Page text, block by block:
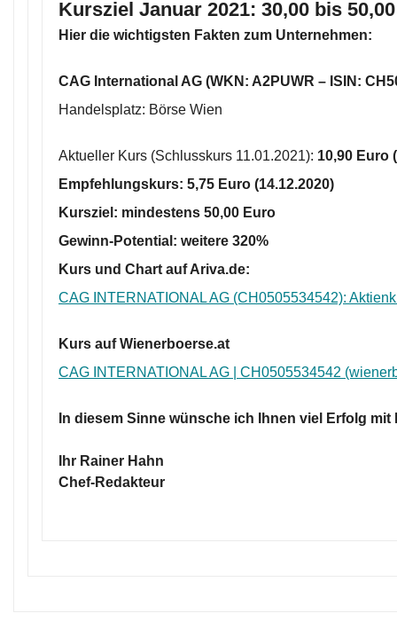
Kursziel Januar 2021: 30,00 bis
Hier die wichtigsten Fakten zum Unternehmen:
CAG International AG (WKN: A2PUWR – ISIN:
Handelsplatz: Börse Wien
Aktueller Kurs (Schlusskurs 11.01.2021): 10,90 Euro (
Empfehlungskurs: 5,75 Euro (14.12.2020)
Kursziel: mindestens 50,00 Euro
Gewinn-Potential: weitere 320%
Kurs und Chart auf Ariva.de:
CAG INTERNATIONAL AG (CH0505534542):
Kurs auf Wienerboerse.at
CAG INTERNATIONAL AG | CH0505534542
In diesem Sinne wünsche ich Ihnen viel Erfolg
Ihr Rainer Hahn
Chef-Redakteur